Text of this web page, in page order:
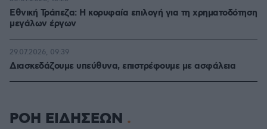
Εθνική Τράπεζα: Η κορυφαία επιλογή για τη χρηματοδότηση
μεγάλων έργων
Διασκεδάζουμε υπεύθυνα, επιστρέφουμε με ασφάλεια
29.07.2026, 09:39
ΡΟΗ ΕΙΔΗΣΕΩΝ